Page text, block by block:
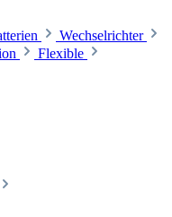
Wechselrichter
Flexible